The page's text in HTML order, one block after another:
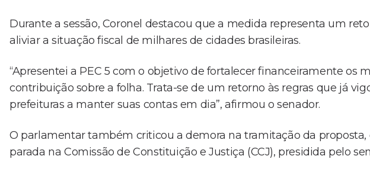
Durante a sessão, Coronel destacou que a medida representa um
aliviar a situação fiscal de milhares de cidades brasileiras.
“Apresentei a PEC 5 com o objetivo de fortalecer financeiramente os
contribuição sobre a folha. Trata-se de um retorno às regras que já
prefeituras a manter suas contas em dia”, afirmou o senador.
O parlamentar também criticou a demora na tramitação da proposta,
parada na Comissão de Constituição e Justiça (CCJ), presidida pelo